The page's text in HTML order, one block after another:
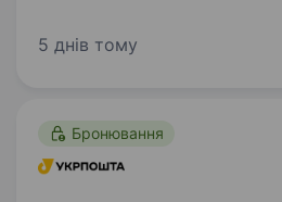
на вас. Ваша роль у команді: Керувати
5 днів тому
Бронювання